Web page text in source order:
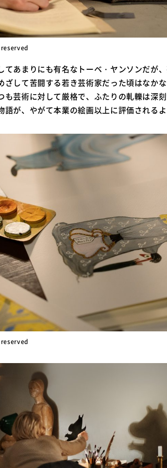
てあまりにも有名なトーベ・ヤンソンだが
ざして苦闘する若き芸術家だった頃はなか
も芸術に対して厳格で、ふたりの軋轢は深
が、やがて本業の絵画以上に評価されるよ